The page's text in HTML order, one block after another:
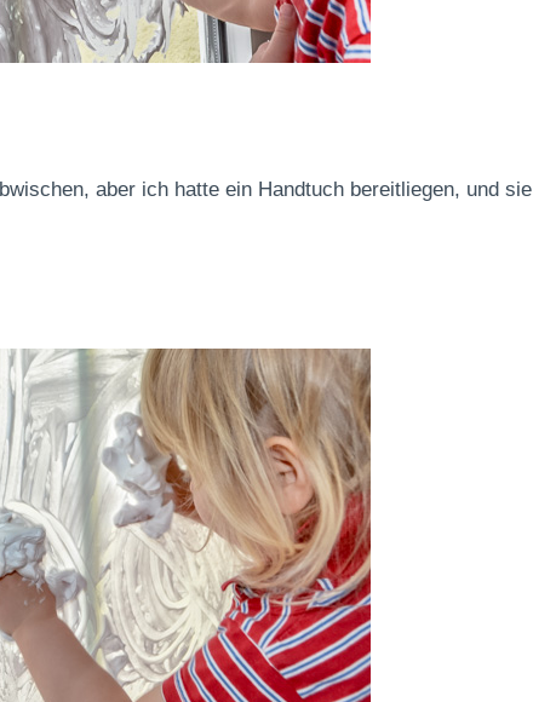
aber ich hatte ein Handtuch bereitliegen, und sie